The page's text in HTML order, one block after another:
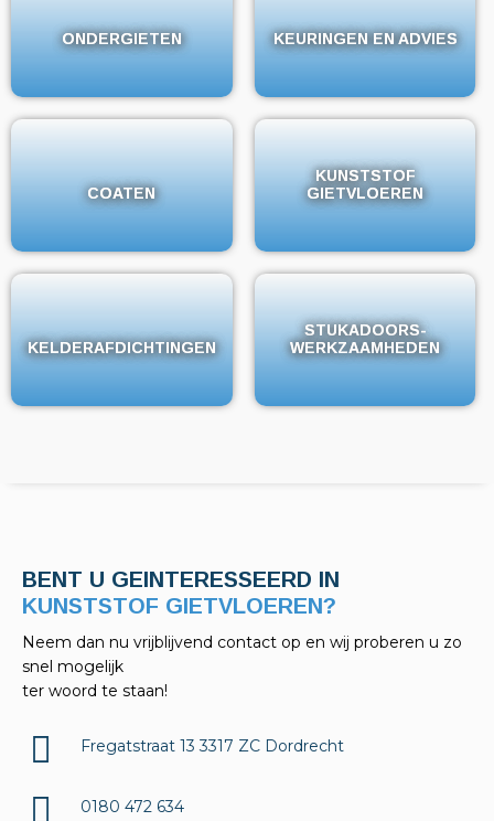
ONDERGIETEN
ONDERGIETEN KEURINGEN EN ADVIES
KEURINGEN EN ADVIES
COATEN
COATEN
KUNSTSTOF
GIETVLOEREN
KUNSTSTOF
GIETVLOEREN
KELDERAFDICHTINGEN
KELDERAFDICHTINGEN
STUKADOORS-
WERKZAAMHEDEN
STUKADOORS-
WERKZAAMHEDEN
BENT U GEINTERESSEERD IN
KELDERAFDICHTINGEN?
Neem dan nu vrijblijvend contact op en wij proberen u zo
snel mogelijk
ter woord te staan!
Fregatstraat 13 3317 ZC Dordrecht
0180 472 634